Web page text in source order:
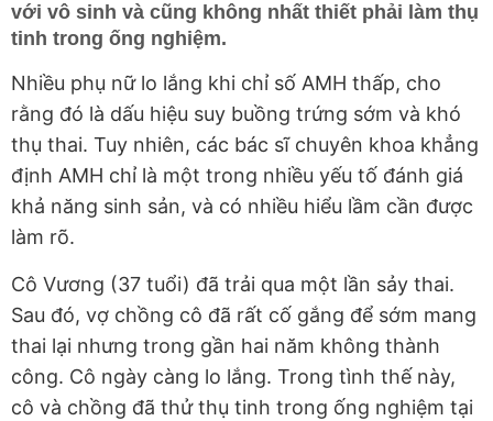
với vô sinh và cũng không nhất thiết phải làm thụ
tinh trong ống nghiệm.
Nhiều phụ nữ lo lắng khi chỉ số AMH thấp, cho
rằng đó là dấu hiệu suy buồng trứng sớm và khó
thụ thai. Tuy nhiên, các bác sĩ chuyên khoa khẳng
định AMH chỉ là một trong nhiều yếu tố đánh giá
khả năng sinh sản, và có nhiều hiểu lầm cần được
làm rõ.
Cô Vương (37 tuổi) đã trải qua một lần sảy thai.
Sau đó, vợ chồng cô đã rất cố gắng để sớm mang
thai lại nhưng trong gần hai năm không thành
công. Cô ngày càng lo lắng. Trong tình thế này,
cô và chồng đã thử thụ tinh trong ống nghiệm tại